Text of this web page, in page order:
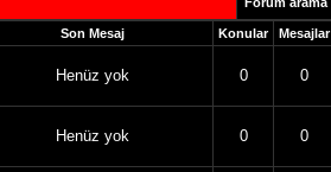
Son Mesaj Konular Mesajlar
Henüz yok 0 0
Henüz yok 0 0